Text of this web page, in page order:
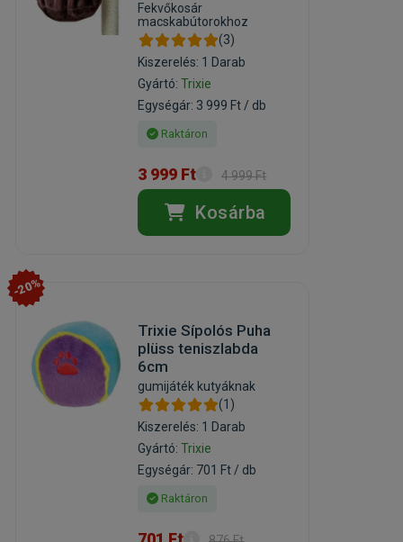
Fekvőkosár
macskabútorokhoz
(3)
Kiszerelés: 1 Darab
Gyártó:Trixie
Egységár: 3 999 Ft / db
Raktáron
3 999 Ft 4 999 Ft
Kosárba
-20%
Trixie Sípolós Puha
plüss teniszlabda
6cm
gumijáték kutyáknak
(1)
Kiszerelés: 1 Darab
Gyártó:Trixie
Egységár: 701 Ft / db
Raktáron